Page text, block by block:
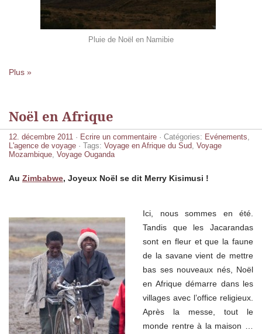
Pluie de Noël en Namibie
Plus »
Noël en Afrique
12. décembre 2011 · Ecrire un commentaire · Catégories: Evénements
L'agence de voyage · Tags: Voyage en Afrique du Sud Voyage
Mozambique Voyage Ouganda
Au Zimbabwe, Joyeux Noël se dit Merry Kisimusi !
Ici, nous sommes en été.
Tandis que les Jacarandas
sont en fleur et que la faune
de la savane vient de mettre
bas ses nouveaux nés, Noël
en Afrique démarre dans les
villages avec l’office religieux.
Après la messe, tout le
monde rentre à la maison …